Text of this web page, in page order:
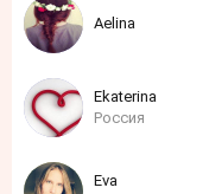
Aelina
Ekaterina
Россия
Eva